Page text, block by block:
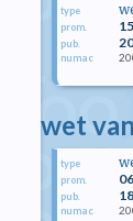
type
prom.
pub.
numac
wet
type
prom.
pub.
numac